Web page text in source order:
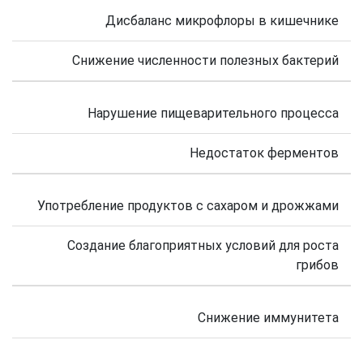
Дисбаланс микрофлоры в кишечнике
Снижение численности полезных бактерий
Нарушение пищеварительного процесса
Недостаток ферментов
Употребление продуктов с сахаром и дрожжами
Создание благоприятных условий для роста
грибов
Снижение иммунитета